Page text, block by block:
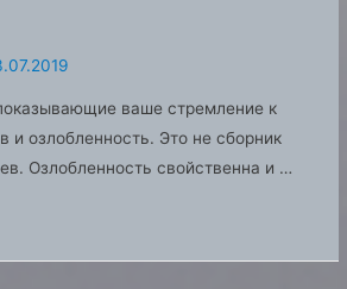
ваше стремление к
и озлобленность. Это не сборник
Озлобленность свойственна и …